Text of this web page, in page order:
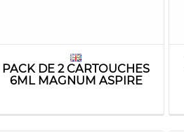
PACK DE 2 CARTOUCHES
6ML MAGNUM ASPIRE